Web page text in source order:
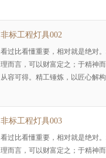
非标工程灯具002
看过比看懂重要，相对就是绝对
理而言，可以财富定之；于精神
从容可得。精工锤炼，以匠心解
非标工程灯具003
看过比看懂重要，相对就是绝对
理而言，可以财富定之；于精神